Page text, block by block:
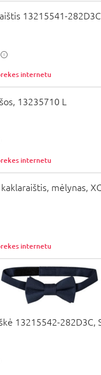
13215541-
internetu
13235710 L
internetu
kaklaraištis, mėlynas,
internetu
13215542-282D3C,